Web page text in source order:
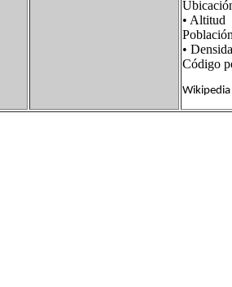
•
•
Código
Wikipedia